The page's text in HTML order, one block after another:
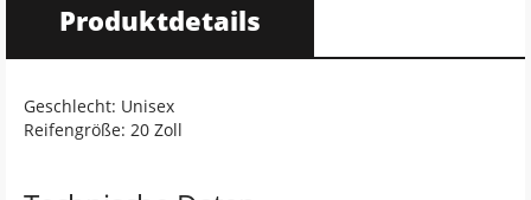
Produktdetails
Geschlecht: Unisex
Reifengröße: 20 Zoll